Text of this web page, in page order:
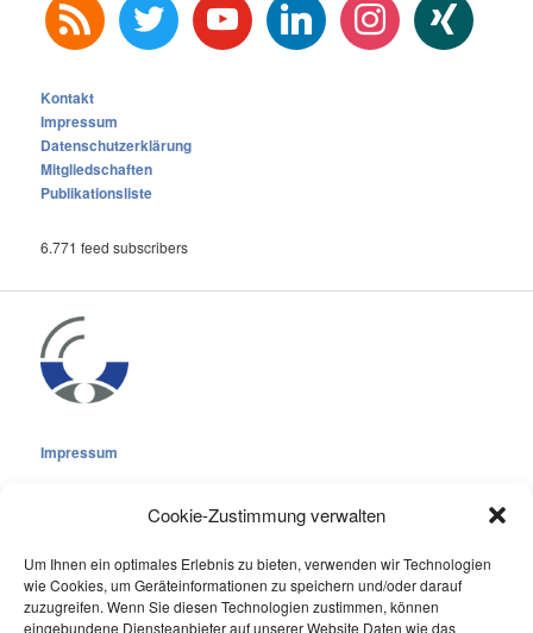
Cookie-Zustimmung verwalten
Um Ihnen ein optimales Erlebnis zu bieten, verwenden wir Technologien
wie Cookies, um Geräteinformationen zu speichern und/oder darauf
zuzugreifen. Wenn Sie diesen Technologien zustimmen, können
eingebundene Diensteanbieter auf unserer Website Daten wie das
Kontakt
Impressum
Datenschutzerklärung
Mitgliedschaften
Publikationsliste
6.771 feed subscribers
Impressum
Cookie-Richtlinie (EU)
Datenschutzerklärung